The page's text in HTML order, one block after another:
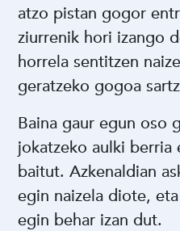
atzo pistan gogor
ziurrenik hori izango
horrela sentitzen
geratzeko gogoa
Baina gaur egun oso
jokatzeko aulki berria
baitut. Azkenaldian
egin naizela diote,
egin behar izan dut.